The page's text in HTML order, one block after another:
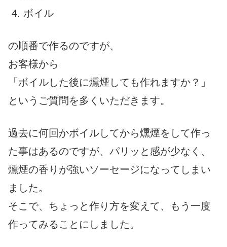
ボイル
の順番で作るのですが、
お客様から
「ボイルした後に燻煙しても作れますか？」
というご質問を多くいただきます。
過去に何回かボイルしてから燻煙をして作っ
た事はあるのですが、パリッと感が少なく、
燻煙の香りが強いソーセージになってしまい
ました。
そこで、ちょっと作り方を変えて、もう一度
作ってみることにしました。